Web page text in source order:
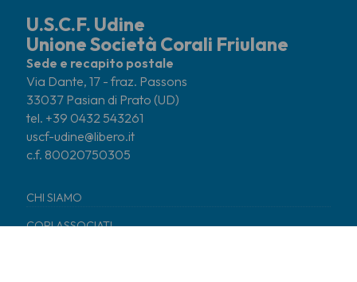
U.S.C.F. Udine
Unione Società Corali Friulane
Sede e recapito postale
Via Dante, 17 - fraz. Passons
33037 Pasian di Prato (UD)
tel. +39 0432 543261
uscf-udine@libero.it
c.f. 80020750305
CHI SIAMO
CORI ASSOCIATI